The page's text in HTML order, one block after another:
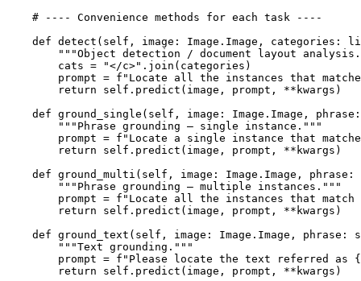
    # ---- Convenience methods for each task ----
def detect(self, image: Image.Image, categories:
"""Object detection / document layout
        cats = "</c>".join(categories)
prompt = f"Locate all the instances that
        return self.predict(image, prompt, **kwargs)
def ground_single(self, image: Image.Image,
        """Phrase grounding — single instance."""
prompt = f"Locate a single instance that
        return self.predict(image, prompt, **kwargs)
def ground_multi(self, image: Image.Image, phrase:
        """Phrase grounding — multiple instances."""
prompt = f"Locate all the instances that
        return self.predict(image, prompt, **kwargs)
def ground_text(self, image: Image.Image, phrase:
        """Text grounding."""
prompt = f"Please locate the text referred as
        return self.predict(image, prompt, **kwargs)